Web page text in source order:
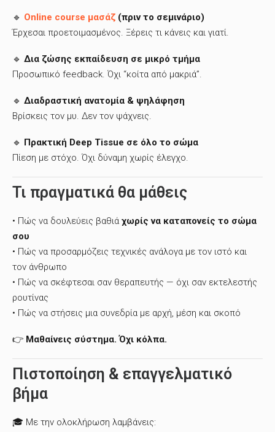
🔹 Online course μασάζ (πριν το σεμινάριο)
Έρχεσαι προετοιμασμένος. Ξέρεις τι κάνεις και γιατί.
🔹 Δια ζώσης εκπαίδευση σε μικρό τμήμα
Προσωπικό feedback. Όχι “κοίτα από μακριά”.
🔹 Διαδραστική ανατομία & ψηλάφηση
Βρίσκεις τον μυ. Δεν τον ψάχνεις.
🔹 Πρακτική Deep Tissue σε όλο το σώμα
Πίεση με στόχο. Όχι δύναμη χωρίς έλεγχο.
Τι πραγματικά θα μάθεις
• Πώς να δουλεύεις βαθιά χωρίς να καταπονείς το σώμα
σου
• Πώς να προσαρμόζεις τεχνικές ανάλογα με τον ιστό και
τον άνθρωπο
• Πώς να σκέφτεσαι σαν θεραπευτής — όχι σαν εκτελεστής
ρουτίνας
• Πώς να στήσεις μια συνεδρία με αρχή, μέση και σκοπό
👉 Μαθαίνεις σύστημα. Όχι κόλπα.
Πιστοποίηση & επαγγελματικό
βήμα
🎓 Με την ολοκλήρωση λαμβάνεις: